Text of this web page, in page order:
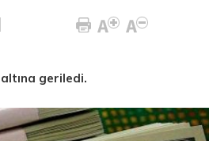
geriledi.